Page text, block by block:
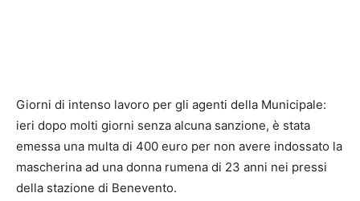
Giorni di intenso lavoro per gli agenti della Municipale:
ieri dopo molti giorni senza alcuna sanzione, è stata
emessa una multa di 400 euro per non avere indossato la
mascherina ad una donna rumena di 23 anni nei pressi
della stazione di Benevento.